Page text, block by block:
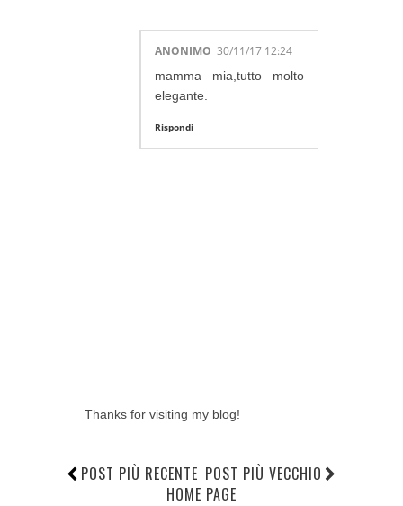
ANONIMO 30/11/17 12:24
mamma mia,tutto molto
elegante.
Rispondi
Thanks for visiting my blog!
POST PIÙ RECENTE POST PIÙ VECCHIO
HOME PAGE